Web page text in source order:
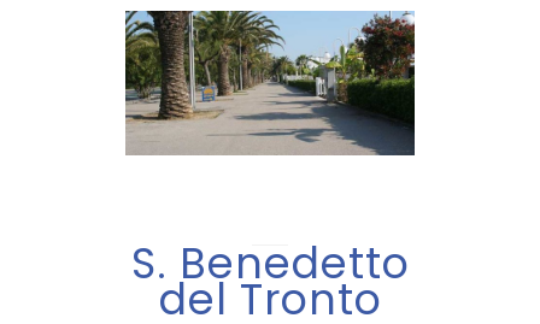
S. Benedetto
del Tronto